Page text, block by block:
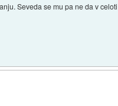
Seveda se mu pa ne da v